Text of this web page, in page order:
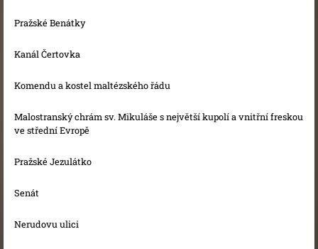
Pražské Benátky
Kanál Čertovka
Komendu a kostel maltézského řádu
Malostranský chrám sv. Mikuláše s největší kupolí a vnitřní freskou
ve střední Evropě
Pražské Jezulátko
Senát
Nerudovu ulici